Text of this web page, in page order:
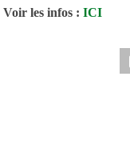
Voir les infos : ICI